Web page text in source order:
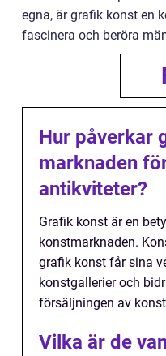
egna, är grafik konst en
fascinera och beröra
Hur påverkar
marknaden
antikviteter?
Grafik konst är en
konstmarknaden.
grafik konst får sina
konstgallerier och
försäljningen av
Vilka är de